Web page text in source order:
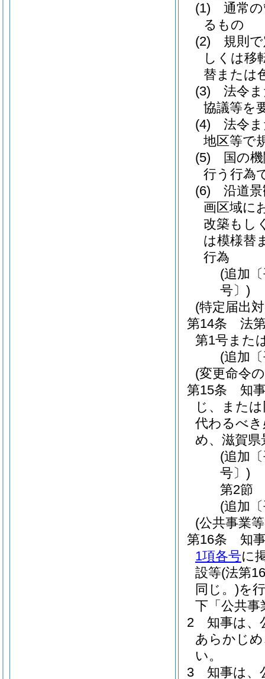
(1)
通常
るもの
(2)
規則
しくは移
替または
(3)
法令
協議等を
(4)
法令
地区等で
(5)
国の
行う行為
(6)
沿道
画区域に
改築もし
は模様替
行為
(追加
号〕)
(特定届出
第14条
法
第1号また
(追加
(変更命令
第15条
知
じ、また
代わるべ
め、滋賀
(追加
号〕)
第2節
(追加
(公共事業
第16条
知
1項各号に
設等(法第
同じ。)を
下「公共事
2
知事は、
あらかじ
い。
3
知事は、